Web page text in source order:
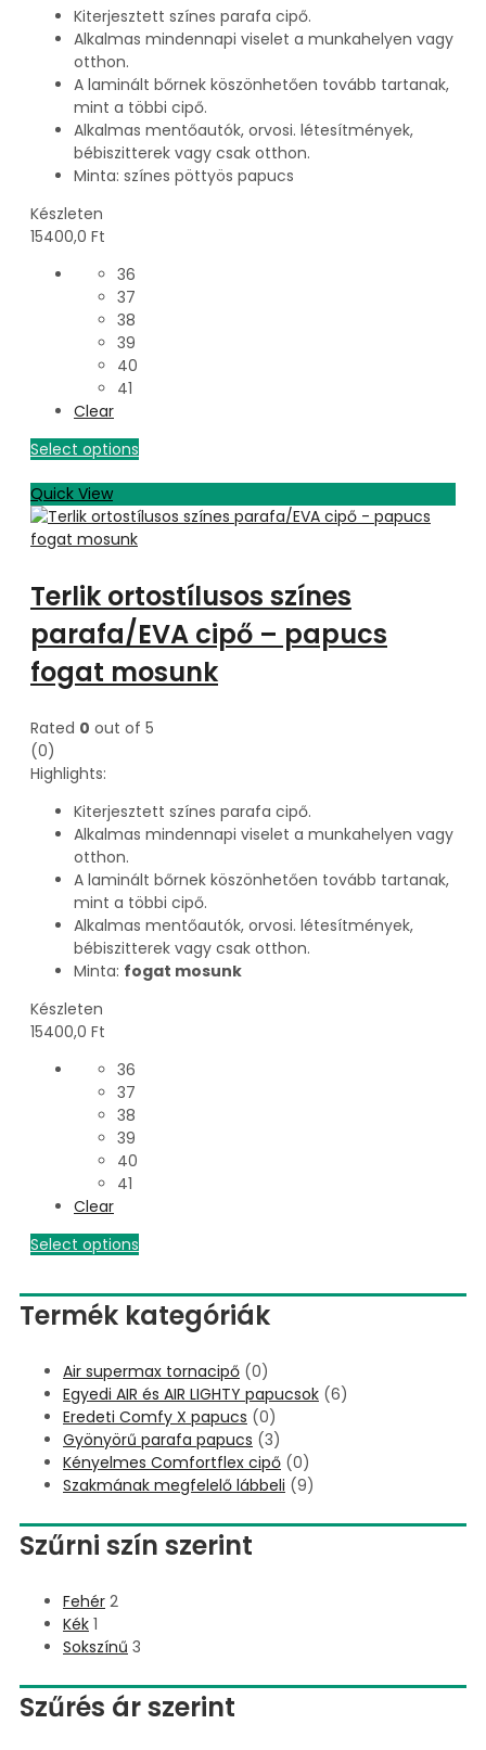
Kiterjesztett színes parafa cipő.
Alkalmas mindennapi viselet a munkahelyen vagy
otthon.
A laminált bőrnek köszönhetően tovább tartanak,
mint a többi cipő.
Alkalmas mentőautók, orvosi. létesítmények,
bébiszitterek vagy csak otthon.
Minta: színes pöttyös papucs
Készleten
15400,0 Ft
36
37
38
39
40
41
Clear
Select options
Quick View
Terlik ortostílusos színes
parafa/EVA cipő – papucs
fogat mosunk
Rated 0 out of 5
(0)
Highlights:
Kiterjesztett színes parafa cipő.
Alkalmas mindennapi viselet a munkahelyen vagy
otthon.
A laminált bőrnek köszönhetően tovább tartanak,
mint a többi cipő.
Alkalmas mentőautók, orvosi. létesítmények,
bébiszitterek vagy csak otthon.
Minta: fogat mosunk
Készleten
15400,0 Ft
36
37
38
39
40
41
Clear
Select options
Termék kategóriák
Air supermax tornacipő (0)
Egyedi AIR és AIR LIGHTY papucsok (6)
Eredeti Comfy X papucs (0)
Gyönyörű parafa papucs (3)
Kényelmes Comfortflex cipő (0)
Szakmának megfelelő lábbeli (9)
Szűrni szín szerint
Fehér 2
Kék 1
Sokszínű 3
Szűrés ár szerint